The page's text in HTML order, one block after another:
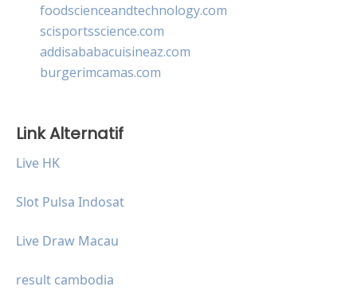
foodscienceandtechnology.com
scisportsscience.com
addisababacuisineaz.com
burgerimcamas.com
Link Alternatif
Live HK
Slot Pulsa Indosat
Live Draw Macau
result cambodia